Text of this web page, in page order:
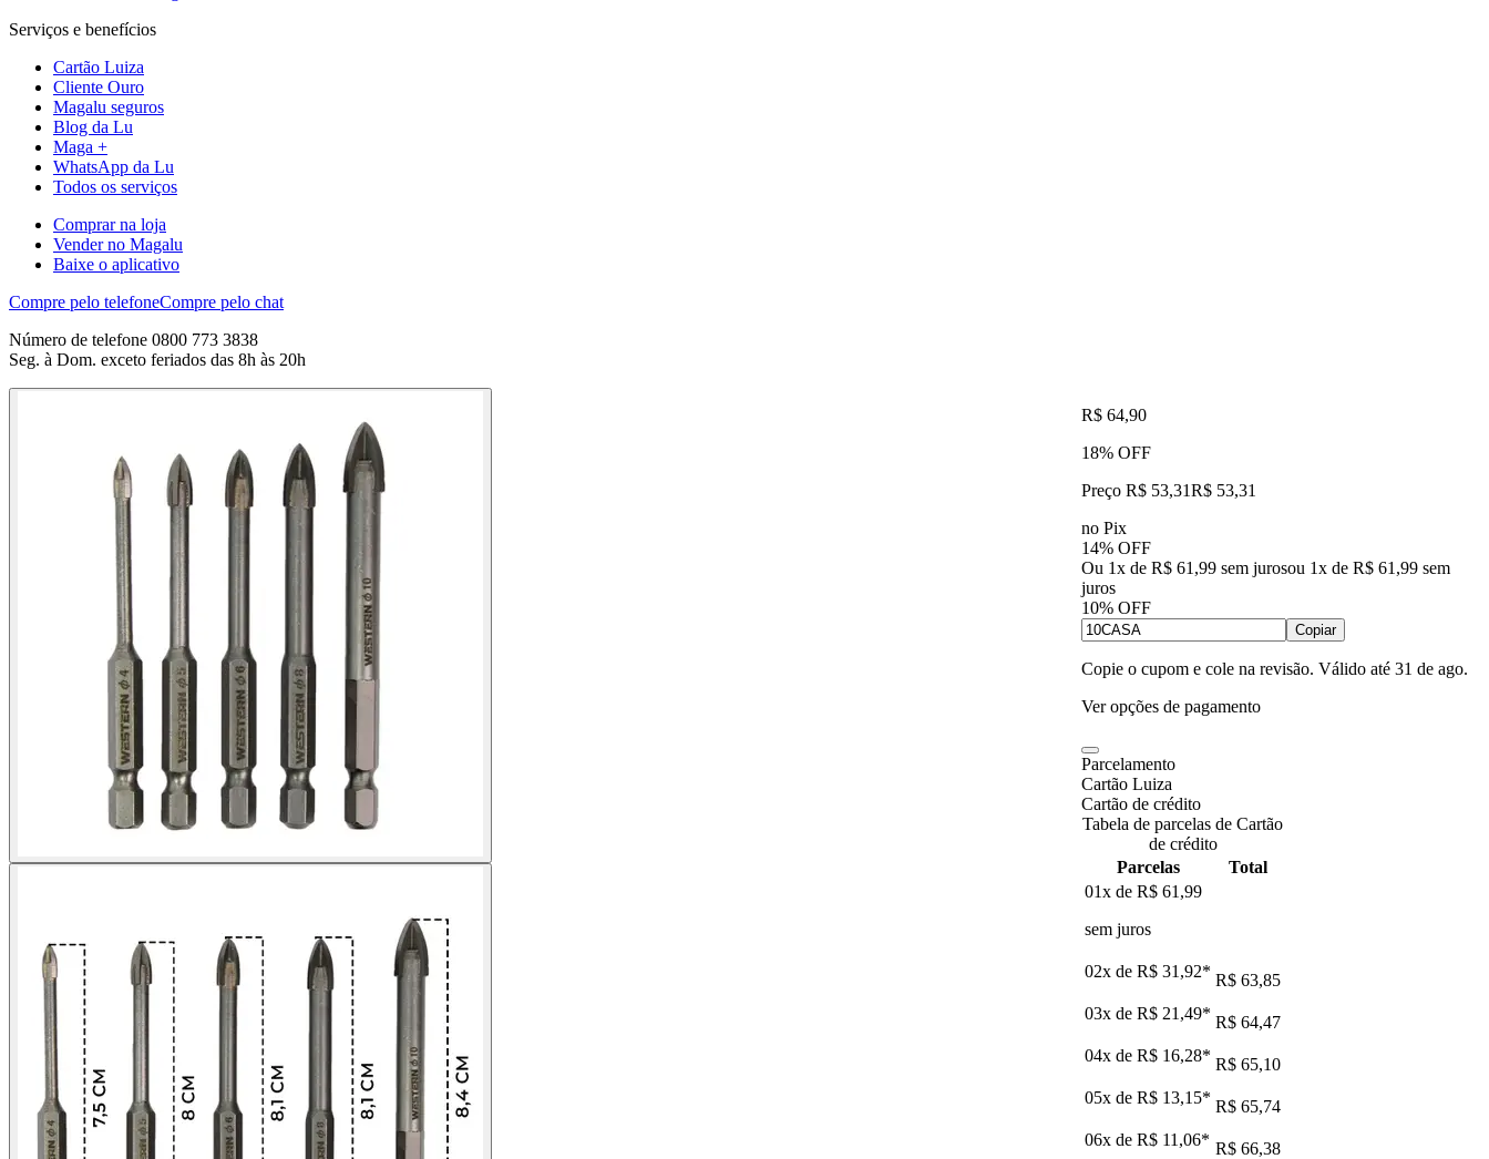
Serviços e benefícios
Cartão Luiza
Cliente Ouro
Magalu seguros
Blog da Lu
Maga +
WhatsApp da Lu
Todos os serviços
Comprar na loja
Vender no Magalu
Baixe o aplicativo
Compre pelo telefoneCompre pelo chat
Número de telefone 0800 773 3838
Seg. à Dom. exceto feriados das 8h às 20h
R$ 64,90
18% OFF
Preço R$ 53,31R$ 53,31
no Pix
14% OFF
Ou 1x de R$ 61,99 sem jurosou 1x de R$ 61,99 sem
juros
10% OFF
Copiar
Copie o cupom e cole na revisão. Válido até 31 de ago.
Ver opções de pagamento
Parcelamento
Cartão Luiza
Cartão de crédito
Tabela de parcelas de Cartão
de crédito
Parcelas
Total
01x de R$ 61,99
sem juros
02x de R$ 31,92* R$ 63,85
03x de R$ 21,49* R$ 64,47
04x de R$ 16,28* R$ 65,10
05x de R$ 13,15* R$ 65,74
06x de R$ 11,06* R$ 66,38